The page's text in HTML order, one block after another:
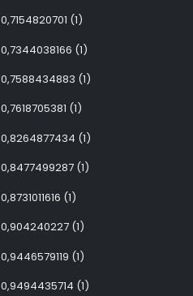
0,7154820701 (1)
0,7344038166 (1)
0,7588434883 (1)
0,7618705381 (1)
0,8264877434 (1)
0,8477499287 (1)
0,8731011616 (1)
0,904240227 (1)
0,9446579119 (1)
0,9494435714 (1)